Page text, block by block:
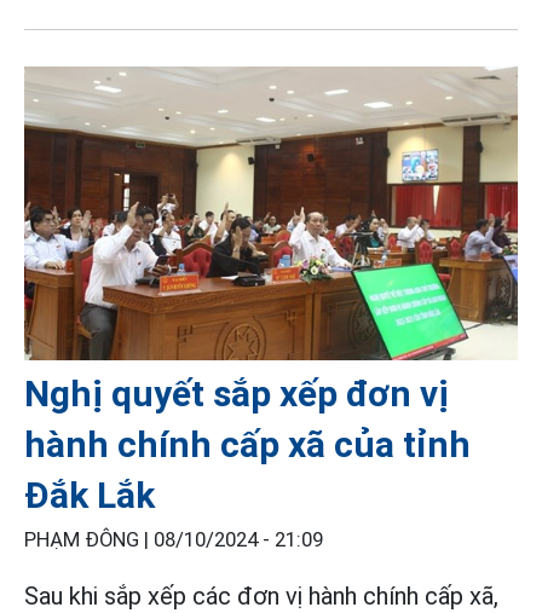
Nghị quyết sắp xếp đơn vị
hành chính cấp xã của tỉnh
Đắk Lắk
PHẠM ĐÔNG | 08/10/2024 - 21:09
Sau khi sắp xếp các đơn vị hành chính cấp xã,